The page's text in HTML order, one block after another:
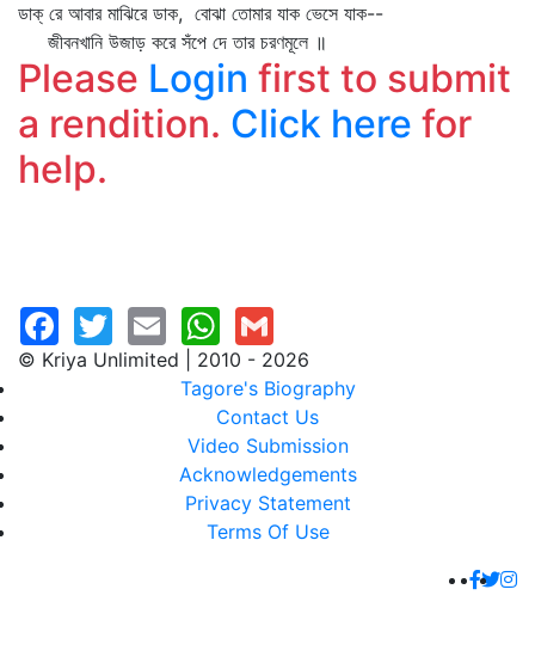
ডাক্‌ রে আবার মাঝিরে ডাক, বোঝা তোমার যাক ভেসে যাক--
জীবনখানি উজাড় করে সঁপে দে তার চরণমূলে ॥
Please Login first to submit
a rendition. Click here for
help.
© Kriya Unlimited | 2010 - 2026
Tagore's Biography
Contact Us
Video Submission
Acknowledgements
Privacy Statement
Terms Of Use